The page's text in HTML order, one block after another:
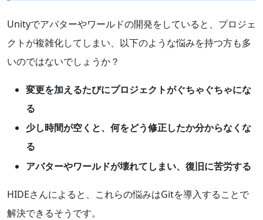
Unityでアバターやワールドの開発をしていると、プロジェ
クトが複雑化してしまい、以下のような悩みを持つ方も多
いのではないでしょうか？
変更を加えるたびにプロジェクトがぐちゃぐちゃにな
る
少し時間が空くと、何をどう修正したか分からなくな
る
アバターやワールドが壊れてしまい、復旧に苦労する
HIDEさんによると、これらの悩みはGitを導入することで
解決できるそうです。